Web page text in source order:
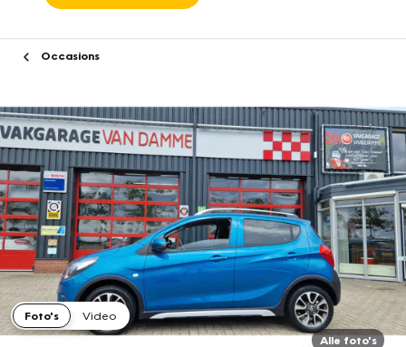
Occasions
Foto's
Video
Alle foto's